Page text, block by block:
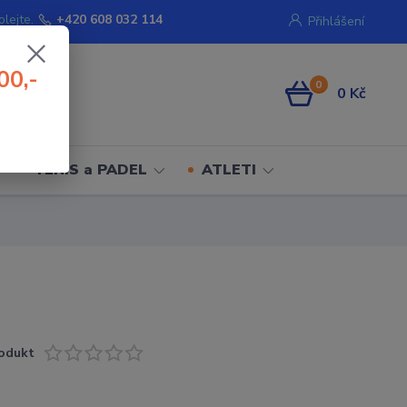
Přihlášení
+420 608 032 114
0 0 Kč
TENIS a PADEL ATLETI